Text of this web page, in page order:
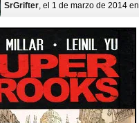
SrGrifter, el 1 de marzo de 2014 en